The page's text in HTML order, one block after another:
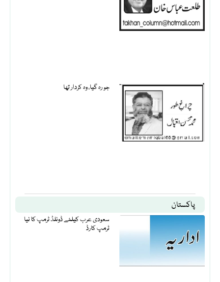
جو رہ گیا، وہ کردار تھا
پاکستان
سعودی عرب کیلئے ڈونلڈ ٹرمپ کا نیا
ٹرمپ کارڈ